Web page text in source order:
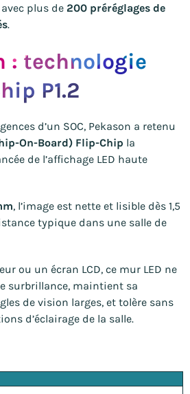
avec plus de 200 préréglages de
.
: technologie
P1.2
d’un SOC, Pekason a retenu
On-Board) Flip-Chip la
de l’affichage LED haute
, l’image est nette et lisible dès 1,5
typique dans une salle de
ou un écran LCD, ce mur LED ne
surbrillance, maintient sa
de vision larges, et tolère sans
d’éclairage de la salle.